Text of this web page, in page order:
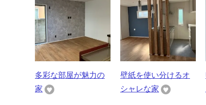
多彩な部屋が魅力の
家
壁紙を使い分けるオ
シャレな家